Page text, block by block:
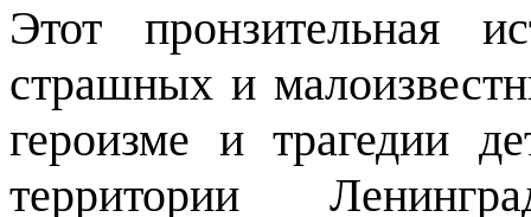
Этот пронзительная
страшных и
героизме и трагедии
территории